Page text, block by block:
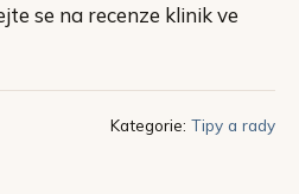
se na recenze klinik ve
Kategorie: Tipy a rady